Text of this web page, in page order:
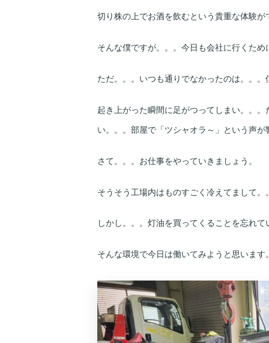
切り株の上でお酒を飲むという貴重な体験
そんな僕ですが。。。今日も会社に行くた
ただ。。。いつも通りでなかったのは。。
起き上がった瞬間に足がつってしまい。。
い。。。部屋で「ツシャオラ～」という声
さて。。。お仕事をやっていきましょう。
そうそう工場内はものすごく冷えてまして
しかし。。。灯油を買ってくることを忘れ
そんな環境で今日は働いてみようと思います